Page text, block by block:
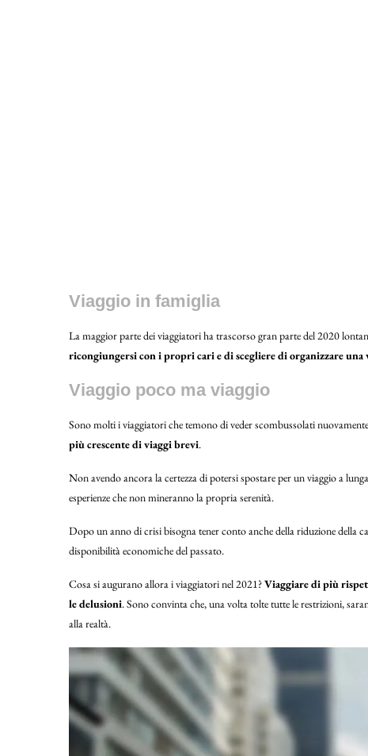
Viaggio in famiglia
La maggior parte dei viaggiatori ha trascorso gran parte del 2020
ricongiungersi con i propri cari e di scegliere di organizzare una
Viaggio poco ma viaggio
Sono molti i viaggiatori che temono di veder scombussolati
più crescente di viaggi brevi.
Non avendo ancora la certezza di potersi spostare per un viaggio a
esperienze che non mineranno la propria serenità.
Dopo un anno di crisi bisogna tener conto anche della riduzione della
disponibilità economiche del passato.
Cosa si augurano allora i viaggiatori nel 2021?Viaggiare di più
le delusioni. Sono convinta che, una volta tolte tutte le restrizioni,
alla realtà.